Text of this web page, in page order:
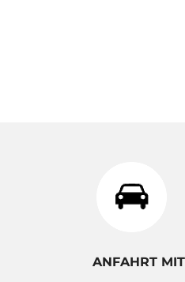
ANFAHRT